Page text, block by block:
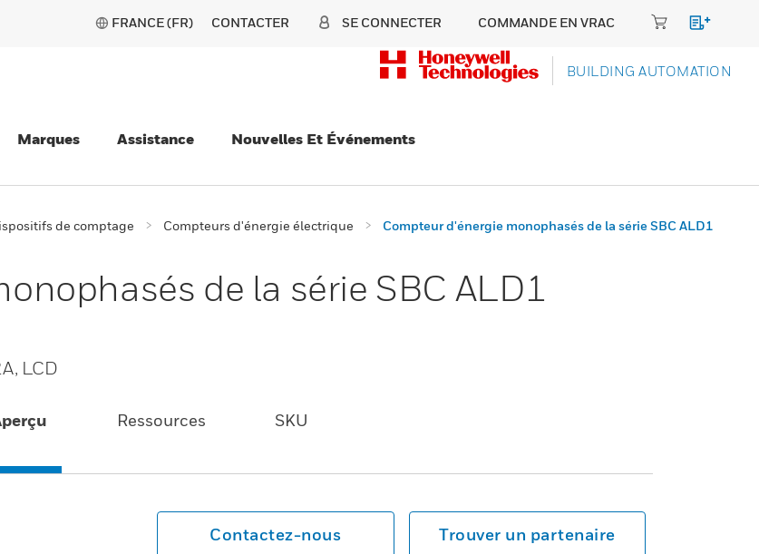
FRANCE (FR) CONTACTER SE CONNECTER COMMANDE EN VRAC
BUILDING AUTOMATION
Marques Assistance Nouvelles Et Événements
de comptage Compteurs d'énergie électrique Compteur d'énergie monophasés de la série SBC ALD1
de la série SBC ALD1
LCD
Ressources SKU
Contactez-nous Trouver un partenaire